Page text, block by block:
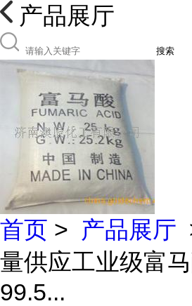
产品展厅
搜索
首页 > 产品展厅
量供应工业级富
99.5...